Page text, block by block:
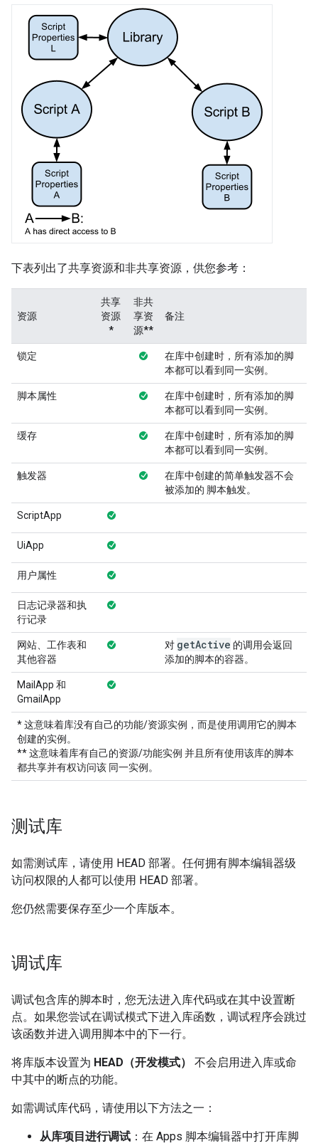
下表列出了共享资源和非共享资源，供您参考：
资源
共享
资源
*
非共
享资
源**
备注
锁定
在库中创建时，所有添加的脚
本都可以看到同一实例。
脚本属性
在库中创建时，所有添加的脚
本都可以看到同一实例。
缓存
在库中创建时，所有添加的脚
本都可以看到同一实例。
触发器
在库中创建的简单触发器不会
被添加的 脚本触发。
ScriptApp
UiApp
用户属性
日志记录器和执
行记录
网站、工作表和
其他容器
对 getActive 的调用会返回
添加的脚本的容器。
MailApp 和
GmailApp
* 这意味着库没有自己的功能/资源实例，而是使用调用它的脚本
创建的实例。
** 这意味着库有自己的资源/功能实例 并且所有使用该库的脚本
都共享并有权访问该 同一实例。
测试库
如需测试库，请使用 HEAD 部署。任何拥有脚本编辑器级
访问权限的人都可以使用 HEAD 部署。
您仍然需要保存至少一个库版本。
调试库
调试包含库的脚本时，您无法进入库代码或在其中设置断
点。如果您尝试在调试模式下进入库函数，调试程序会跳过
该函数并进入调用脚本中的下一行。
将库版本设置为 HEAD（开发模式）
不会启用进入库或命
中其中的断点的功能。
如需调试库代码，请使用以下方法之一：
从库项目进行调试 ：在 Apps 脚本编辑器中打开库脚